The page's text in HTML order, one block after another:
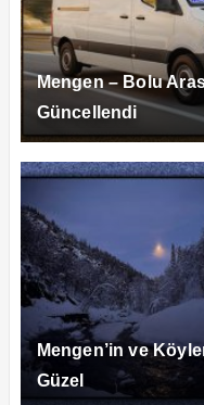
Mengen – Bolu
Güncellendi
Mengen’in ve
Güzel